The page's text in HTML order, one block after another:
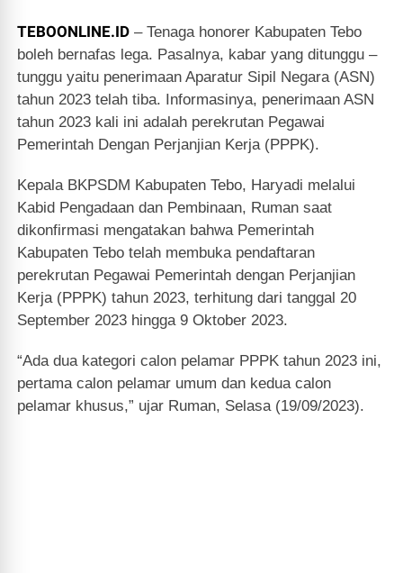
TEBOONLINE.ID – Tenaga honorer Kabupaten Tebo
boleh bernafas lega. Pasalnya, kabar yang ditunggu –
tunggu yaitu penerimaan Aparatur Sipil Negara (ASN)
tahun 2023 telah tiba. Informasinya, penerimaan ASN
tahun 2023 kali ini adalah perekrutan Pegawai
Pemerintah Dengan Perjanjian Kerja (PPPK).
Kepala BKPSDM Kabupaten Tebo, Haryadi melalui
Kabid Pengadaan dan Pembinaan, Ruman saat
dikonfirmasi mengatakan bahwa Pemerintah
Kabupaten Tebo telah membuka pendaftaran
perekrutan Pegawai Pemerintah dengan Perjanjian
Kerja (PPPK) tahun 2023, terhitung dari tanggal 20
September 2023 hingga 9 Oktober 2023.
“Ada dua kategori calon pelamar PPPK tahun 2023 ini,
pertama calon pelamar umum dan kedua calon
pelamar khusus,” ujar Ruman, Selasa (19/09/2023).